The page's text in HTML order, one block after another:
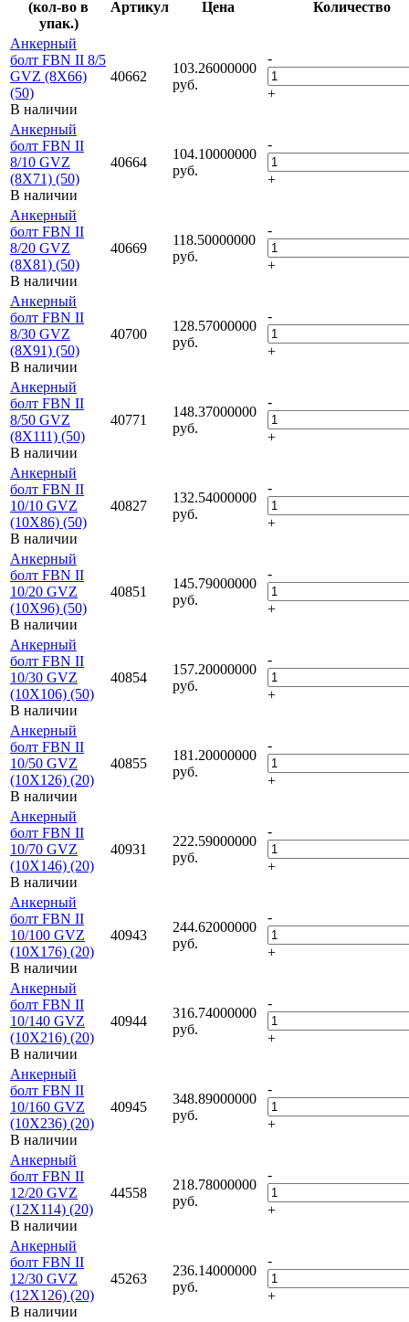
(кол-во в
упак.)
Артикул Цена Количество
Анкерный
болт FBN II 8/5
GVZ (8X66)
(50)
В наличии
40662
103.26000000
руб.
-
+
Анкерный
болт FBN II
8/10 GVZ
(8X71) (50)
В наличии
40664
104.10000000
руб.
-
+
Анкерный
болт FBN II
8/20 GVZ
(8X81) (50)
В наличии
40669
118.50000000
руб.
-
+
Анкерный
болт FBN II
8/30 GVZ
(8X91) (50)
В наличии
40700
128.57000000
руб.
-
+
Анкерный
болт FBN II
8/50 GVZ
(8X111) (50)
В наличии
40771
148.37000000
руб.
-
+
Анкерный
болт FBN II
10/10 GVZ
(10X86) (50)
В наличии
40827
132.54000000
руб.
-
+
Анкерный
болт FBN II
10/20 GVZ
(10X96) (50)
В наличии
40851
145.79000000
руб.
-
+
Анкерный
болт FBN II
10/30 GVZ
(10X106) (50)
В наличии
40854
157.20000000
руб.
-
+
Анкерный
болт FBN II
10/50 GVZ
(10X126) (20)
В наличии
40855
181.20000000
руб.
-
+
Анкерный
болт FBN II
10/70 GVZ
(10X146) (20)
В наличии
40931
222.59000000
руб.
-
+
Анкерный
болт FBN II
10/100 GVZ
(10X176) (20)
В наличии
40943
244.62000000
руб.
-
+
Анкерный
болт FBN II
10/140 GVZ
(10X216) (20)
В наличии
40944
316.74000000
руб.
-
+
Анкерный
болт FBN II
10/160 GVZ
(10X236) (20)
В наличии
40945
348.89000000
руб.
-
+
Анкерный
болт FBN II
12/20 GVZ
(12X114) (20)
В наличии
44558
218.78000000
руб.
-
+
Анкерный
болт FBN II
12/30 GVZ
(12X126) (20)
В наличии
45263
236.14000000
руб.
-
+